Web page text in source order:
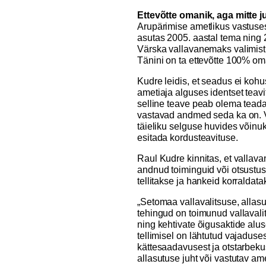
Ettevõtte omanik, aga mitte
Arupärimise ametlikus
asutas 2005. aastal tema ning
Värska vallavanemaks
Tänini on ta ettevõtte 100%
Kudre leidis, et seadus ei
ametiaja alguses identset
selline teave peab olema
vastavad andmed seda ka on.
täieliku selguse huvides
esitada kordusteavituse.
Raul Kudre kinnitas, et
andnud toiminguid või
tellitakse ja hankeid
„Setomaa vallavalitsuse,
tehingud on toimunud
ning kehtivate õigusaktide
tellimisel on lähtutud
kättesaadavusest ja
allasutuse juht või vastutav